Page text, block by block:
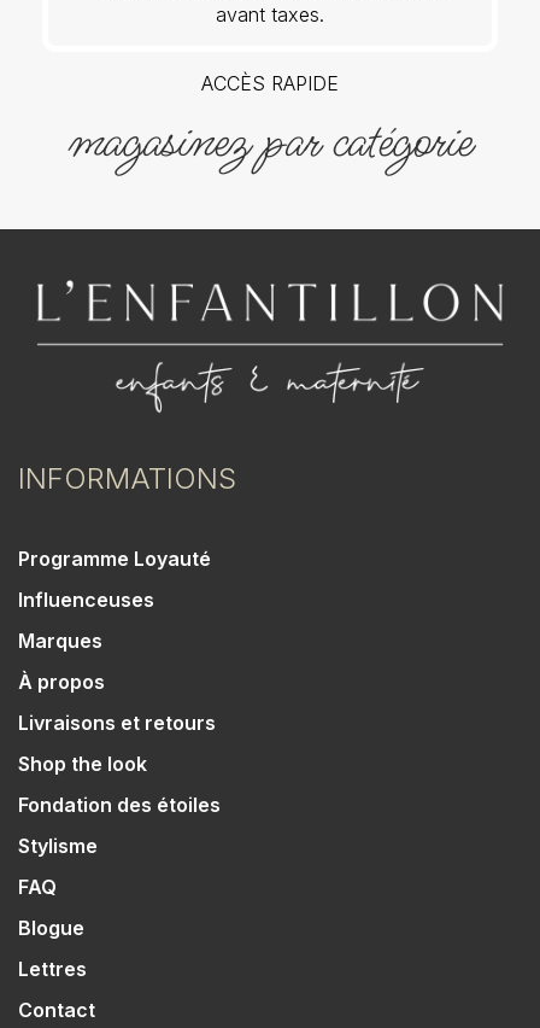
avant taxes.
ACCÈS RAPIDE
magasinez par catégorie
INFORMATIONS
Programme Loyauté
Influenceuses
Marques
À propos
Livraisons et retours
Shop the look
Fondation des étoiles
Stylisme
FAQ
Blogue
Lettres
Contact